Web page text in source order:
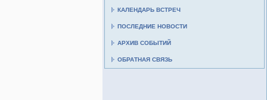
КАЛЕНДАРЬ ВСТРЕЧ
ПОСЛЕДНИЕ НОВОСТИ
АРХИВ СОБЫТИЙ
ОБРАТНАЯ СВЯЗЬ